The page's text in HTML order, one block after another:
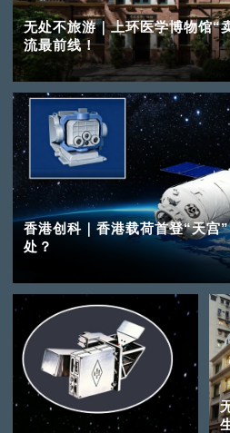
无处不旅游｜上环医学博物馆“
流最前线！
香港创科｜香港载荷首登“天宫
处？